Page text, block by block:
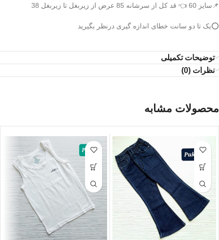
📌سایز 60 👈 قد کل از سرشانه 85 عرض از زیربغل تا زیربغل 38
⭕️یک تا دو سانت خطای اندازه گیری درنظر بگیرید
توضیحات تکمیلی
نظرات (0)
محصولات مشابه